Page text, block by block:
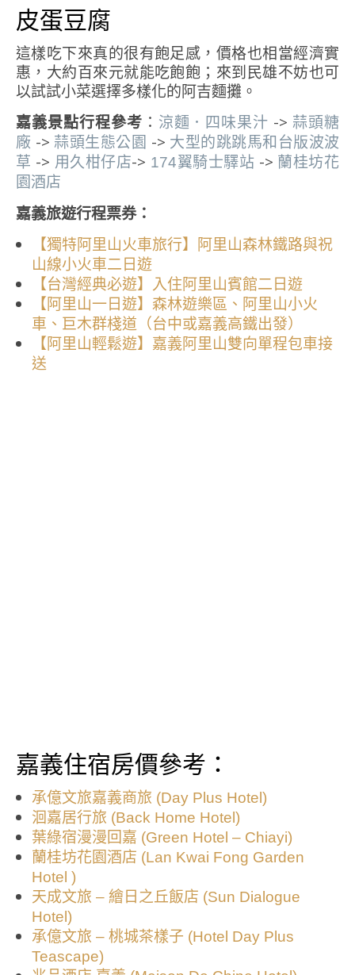
皮蛋豆腐
這樣吃下來真的很有飽足感，價格也相當經濟實
惠，大約百來元就能吃飽飽；來到民雄不妨也可
以試試小菜選擇多樣化的阿吉麵攤。
嘉義景點行程參考 ： 涼麵．四味果汁 -> 蒜頭糖
廠 -> 蒜頭生態公園 -> 大型的跳跳馬和台版波波
草 -> 用久柑仔店-> 174翼騎士驛站 -> 蘭桂坊花
園酒店
嘉義旅遊行程票券：
【獨特阿里山火車旅行】阿里山森林鐵路與祝
山線小火車二日遊
【台灣經典必遊】入住阿里山賓館二日遊
【阿里山一日遊】森林遊樂區、阿里山小火
車、巨木群棧道（台中或嘉義高鐵出發）
【阿里山輕鬆遊】嘉義阿里山雙向單程包車接
送
嘉義住宿房價參考：
承億文旅嘉義商旅 (Day Plus Hotel)
洄嘉居行旅 (Back Home Hotel)
葉綠宿漫漫回嘉 (Green Hotel – Chiayi)
蘭桂坊花園酒店 (Lan Kwai Fong Garden
Hotel )
天成文旅 – 繪日之丘飯店 (Sun Dialogue
Hotel)
承億文旅 – 桃城茶樣子 (Hotel Day Plus
Teascape)